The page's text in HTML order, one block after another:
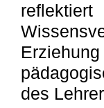
des